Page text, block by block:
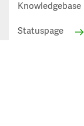
Knowledgebase
Statuspage